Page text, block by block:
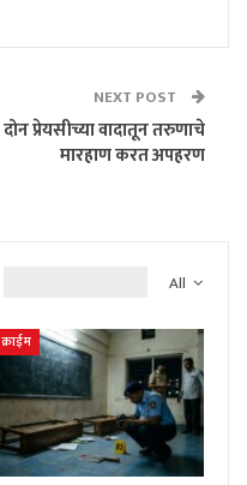
NEXT POST
दोन प्रेयसीच्या वादातून तरुणाचे
मारहाण करत अपहरण
All
क्राईम